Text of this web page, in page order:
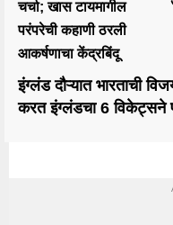
चर्चा; खास टायमागील
परंपरेची कहाणी ठरली
आकर्षणाचा केंद्रबिंदू
इंग्लंड दौऱ्यात भारताची
करत इंग्लंडचा 6 विकेट्सने